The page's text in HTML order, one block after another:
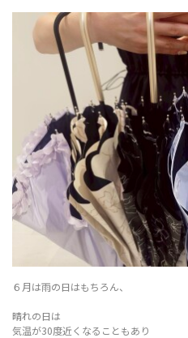
６月は雨の日はもちろん、
晴れの日は
気温が30度近くなることもあり